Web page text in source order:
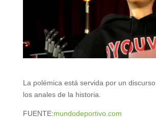
La polémica está servida por un
los anales de la historia.
FUENTE:mundodeportivo.com